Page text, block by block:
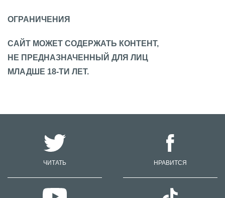
ОГРАНИЧЕНИЯ
САЙТ МОЖЕТ СОДЕРЖАТЬ КОНТЕНТ,
НЕ ПРЕДНАЗНАЧЕННЫЙ ДЛЯ ЛИЦ
МЛАДШЕ 18-ТИ ЛЕТ.
ЧИТАТЬ НРАВИТСЯ